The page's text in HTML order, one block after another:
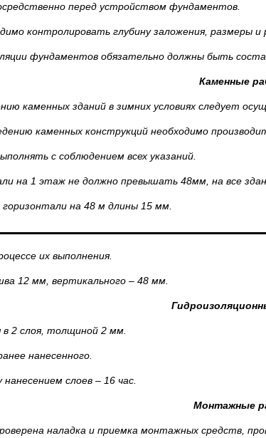
перед устройством фундаментов.
контролировать глубину заложения, размеры и
фундаментов обязательно должны быть
Каменные
каменных зданий в зимних условиях следует
каменных конструкций необходимо
с соблюдением всех указаний.
на 1 этаж не должно превышать 48мм, на все
на 48 м длины 15 мм.
их выполнения.
12 мм, вертикального – 48 мм.
в 2 слоя, толщиной 2 мм.
нанесенного.
слоев – 16 час.
Монтажные
наладка и приемка монтажных средств,